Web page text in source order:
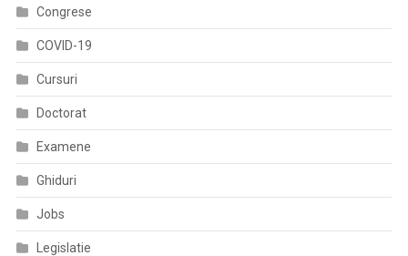
Congrese
COVID-19
Cursuri
Doctorat
Examene
Ghiduri
Jobs
Legislatie